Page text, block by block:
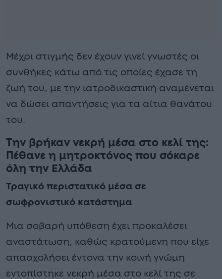
Μέχρι στιγμής δεν έχουν γινεί γνωστές οι
συνθήκες κάτω από τις οποίες έχασε τη
ζωή του, με την ιατροδικαστική αναμένεται
να δώσει απαντήσεις για τα αίτια θανάτου
του.
Την βρήκαν νεκρή μέσα στο κελί της:
Πέθανε η μητροκτόνος που σόκαρε
όλη την Ελλάδα
Τραγικό περιστατικό μέσα σε
σωφρονιστικό κατάστημα
Μια σοβαρή υπόθεση έχει προκαλέσει
αναστάτωση, καθώς κρατούμενη που είχε
απασχολήσει έντονα την κοινή γνώμη
εντοπίστηκε νεκρή μέσα στο κελί της σε